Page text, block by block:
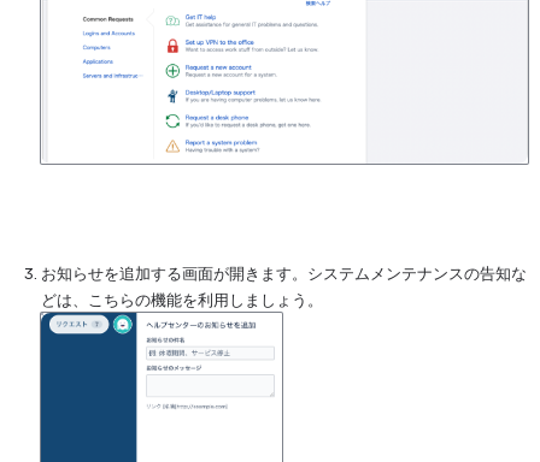
お知らせを追加する画面が開きます。システムメンテナンスの告知な
どは、こちらの機能を利用しましょう。
を開く